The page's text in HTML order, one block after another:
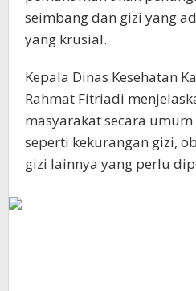
seimbang dan gizi yang
yang krusial.
Kepala Dinas Kesehatan
Rahmat Fitriadi
masyarakat secara
seperti kekurangan gizi,
gizi lainnya yang perlu